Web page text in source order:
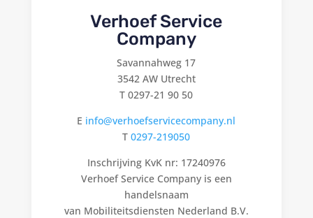
Verhoef Service
Company
Savannahweg 17
3542 AW Utrecht
T 0297-21 90 50
E info@verhoefservicecompany.nl
T0297-219050
Inschrijving KvK nr: 17240976
Verhoef Service Company is een
handelsnaam
van Mobiliteitsdiensten Nederland B.V.